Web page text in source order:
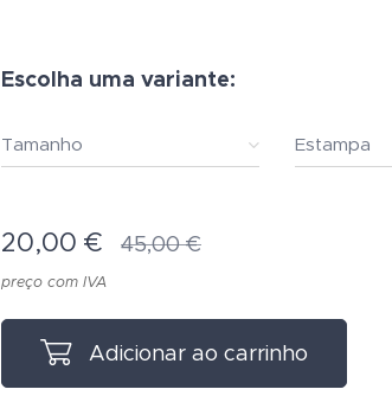
Escolha uma variante:
Tamanho Estampa
20,00 € 45,00€
preço com IVA
Adicionar ao carrinho